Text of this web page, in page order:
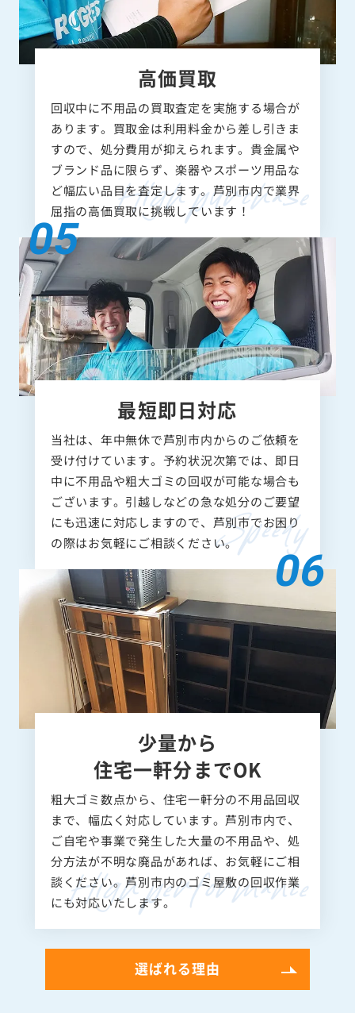
高価買取
回収中に不用品の買取査定を実施する場合が
あります。買取金は利用料金から差し引きま
すので、処分費用が抑えられます。貴金属や
ブランド品に限らず、楽器やスポーツ用品な
ど幅広い品目を査定します。芦別市内で業界
屈指の高価買取に挑戦しています！
最短即日対応
当社は、年中無休で芦別市内からのご依頼を
受け付けています。予約状況次第では、即日
中に不用品や粗大ゴミの回収が可能な場合も
ございます。引越しなどの急な処分のご要望
にも迅速に対応しますので、芦別市でお困り
の際はお気軽にご相談ください。
少量から
住宅一軒分までOK
粗大ゴミ数点から、住宅一軒分の不用品回収
まで、幅広く対応しています。芦別市内で、
ご自宅や事業で発生した大量の不用品や、処
分方法が不明な廃品があれば、お気軽にご相
談ください。芦別市内のゴミ屋敷の回収作業
にも対応いたします。
選ばれる理由